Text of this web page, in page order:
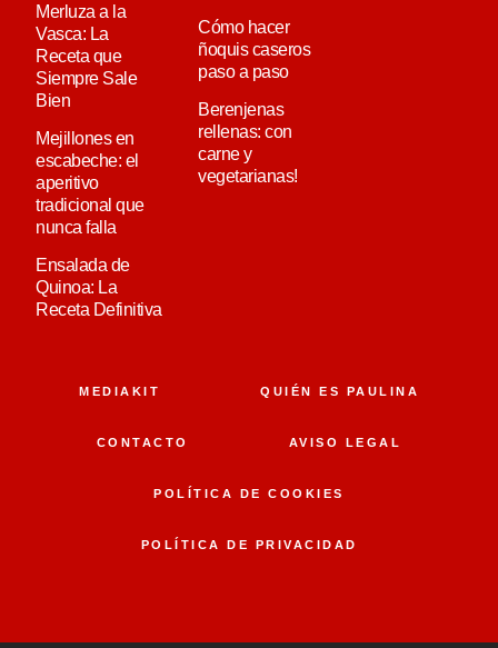
Merluza a la
Vasca: La
Receta que
Siempre Sale
Bien
Mejillones en
escabeche: el
aperitivo
tradicional que
nunca falla
Ensalada de
Quinoa: La
Receta Definitiva
Cómo hacer
ñoquis caseros
paso a paso
Berenjenas
rellenas: con
carne y
vegetarianas!
MEDIAKIT QUIÉN ES PAULINA
CONTACTO AVISO LEGAL
POLÍTICA DE COOKIES
POLÍTICA DE PRIVACIDAD